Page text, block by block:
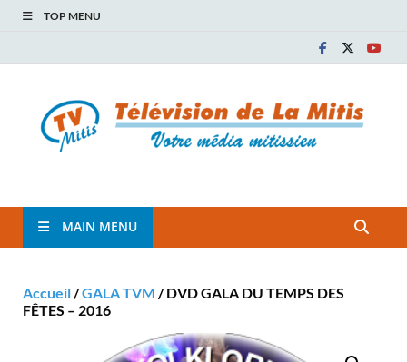
TOP MENU
TVM
MAIN MENU
Accueil /GALA TVM / DVD GALA DU TEMPS DES
FÊTES – 2016